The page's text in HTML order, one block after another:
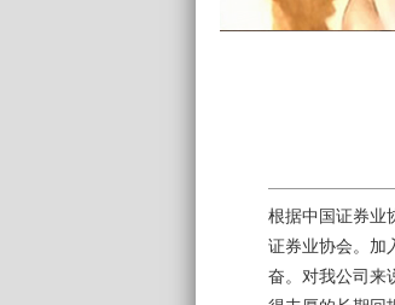
根据中国证券业
证券业协会。加
奋。对我公司来